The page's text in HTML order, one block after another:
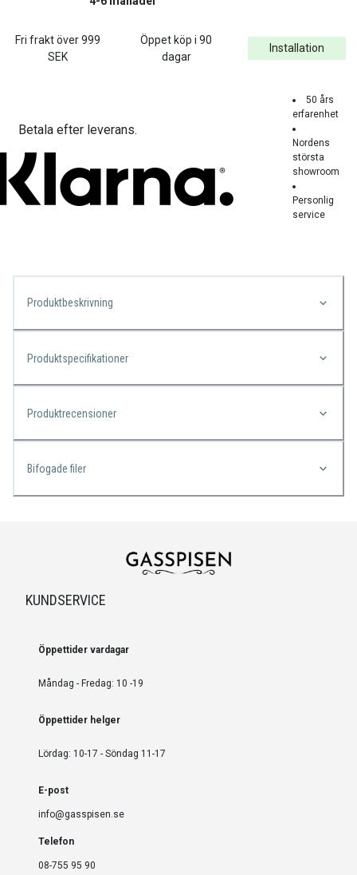
Fri frakt över999
SEK
Öppet köp i 90
dagar
Installation
Betala efter leverans.
50 års
erfarenhet
Nordens
största
showroom
Personlig
service
Produktbeskrivning
Produktspecifikationer
Produktrecensioner
Bifogade filer
KUNDSERVICE
Öppettider vardagar
Måndag - Fredag: 10 -19
Öppettider helger
Lördag: 10-17 - Söndag 11-17
E-post
info@gasspisen.se
Telefon
08-755 95 90